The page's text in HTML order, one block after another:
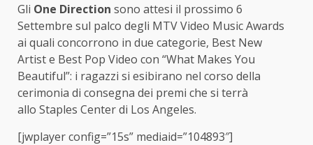
Gli One Direction sono attesi il prossimo 6
Settembre sul palco degli MTV Video Music Awards
ai quali concorrono in due categorie, Best New
Artist e Best Pop Video con “What Makes You
Beautiful”: i ragazzi si esibirano nel corso della
cerimonia di consegna dei premi che si terrà
allo Staples Center di Los Angeles.
[jwplayer config=”15s” mediaid=”104893″]